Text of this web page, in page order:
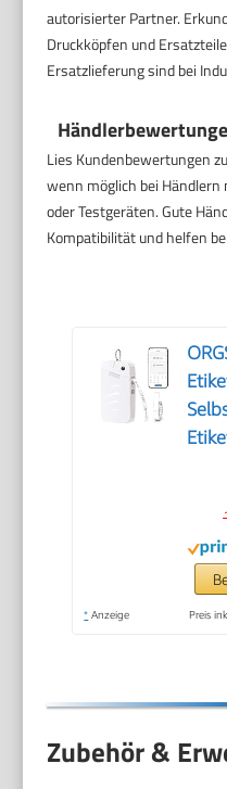
autorisierter Partner.
Druckköpfen und
Ersatzlieferung sind bei
Lies Kundenbewertungen
wenn möglich bei Händlern
oder Testgeräten. Gute
Kompatibilität und helfen
* Anzeige Preis
Zubehör &